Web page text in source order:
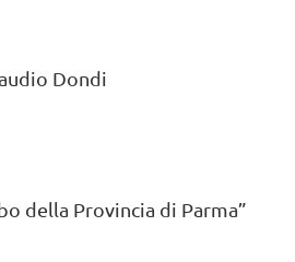
Dondi
della Provincia di Parma”